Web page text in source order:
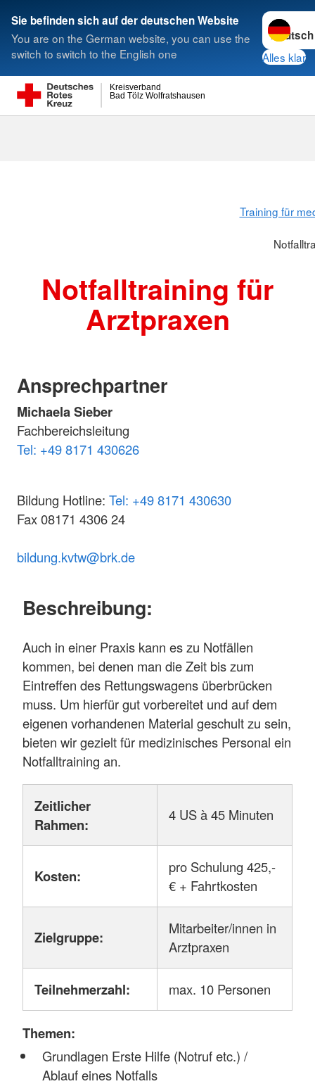
Sie befinden sich auf der deutschen Website
You are on the German website, you can use the
switch to switch to the English one
Sprache
Alles klar
Bad Tölz Wolfratshausen
Kreisverband
Suche
Training für
Notfalltraining für
Arztpraxen
Ansprechpartner
Michaela Sieber
Fachbereichsleitung
Tel: +49 8171 430626
Bildung Hotline: Tel: +49 8171 430630
Fax 08171 4306 24
bildung.kvtw@brk.de
Beschreibung:
Auch in einer Praxis kann es zu Notfällen
kommen, bei denen man die Zeit bis zum
Eintreffen des Rettungswagens überbrücken
muss. Um hierfür gut vorbereitet und auf dem
eigenen vorhandenen Material geschult zu sein,
bieten wir gezielt für medizinisches Personal ein
Notfalltraining an.
Zeitlicher
Rahmen:
4 US à 45 Minuten
Kosten:
pro Schulung 425,-
€ + Fahrtkosten
Zielgruppe:
Mitarbeiter/innen in
Arztpraxen
Teilnehmerzahl: max. 10 Personen
Themen:
Grundlagen Erste Hilfe (Notruf etc.) /
Ablauf eines Notfalls